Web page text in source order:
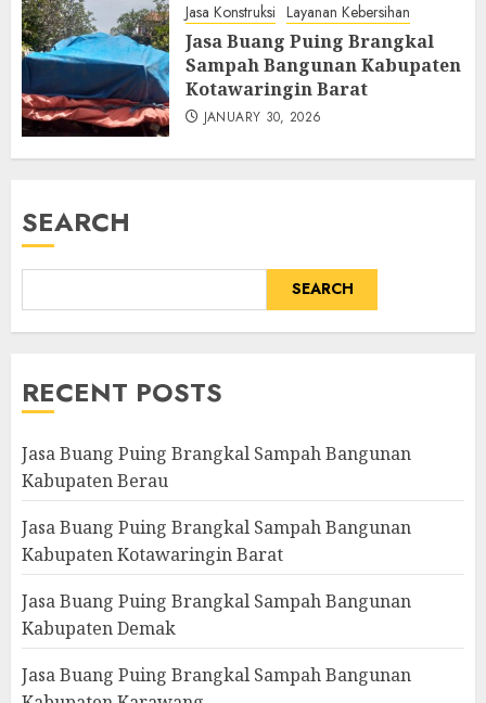
Jasa Konstruksi Layanan Kebersihan
Jasa Buang Puing Brangkal
Sampah Bangunan Kabupaten
Kotawaringin Barat
JANUARY 30, 2026
SEARCH
SEARCH
RECENT POSTS
Jasa Buang Puing Brangkal Sampah Bangunan
Kabupaten Berau
Jasa Buang Puing Brangkal Sampah Bangunan
Kabupaten Kotawaringin Barat
Jasa Buang Puing Brangkal Sampah Bangunan
Kabupaten Demak
Jasa Buang Puing Brangkal Sampah Bangunan